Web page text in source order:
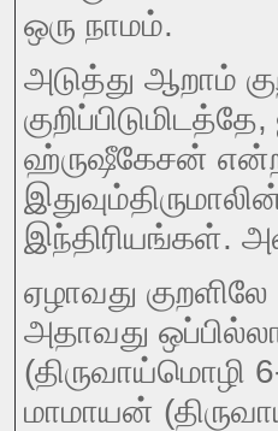
ஒரு நாமம்.
அடுத்து ஆறாம்
ஹ்ருஷீகேசன் என்ற
இந்திரியங்கள்.
ஏழாவது
அதாவது
(திருவாய்மொழி
மாமாயன்